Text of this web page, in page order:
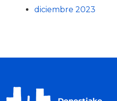
diciembre 2023